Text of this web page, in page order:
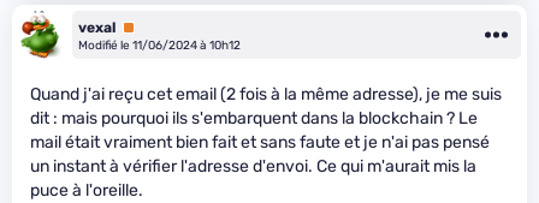
vexal Premium
Modifié le 11/06/2024 à 10h12
Quand j'ai reçu cet email (2 fois à la même adresse), je me suis
dit : mais pourquoi ils s'embarquent dans la blockchain ? Le
mail était vraiment bien fait et sans faute et je n'ai pas pensé
un instant à vérifier l'adresse d'envoi. Ce qui m'aurait mis la
puce à l'oreille.